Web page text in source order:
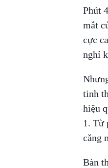
Phút
mắt
cực
nghỉ
tinh
hiệu
1. Từ
căng
Bàn